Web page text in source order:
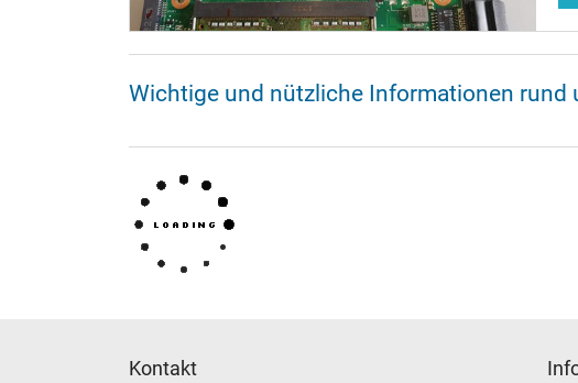
Wichtige und nützliche Informationen
Kontakt